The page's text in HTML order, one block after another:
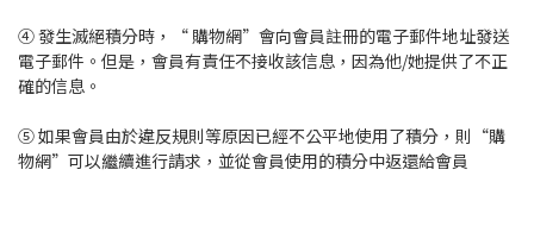
④ 發生滅絕積分時，“ 購物網”會向會員註冊的電子郵件地址發送
電子郵件。但是，會員有責任不接收該信息，因為他/她提供了不正
確的信息。
⑤ 如果會員由於違反規則等原因已經不公平地使用了積分，則“購
物網”可以繼續進行請求，並從會員使用的積分中返還給會員